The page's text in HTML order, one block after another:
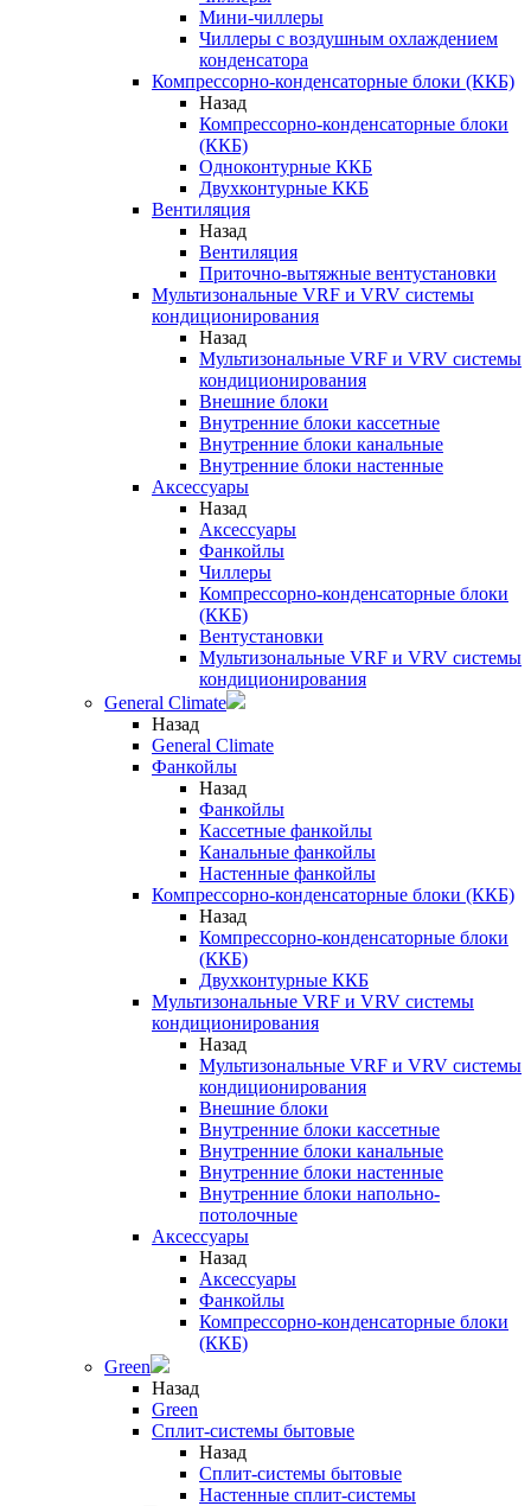
Мини-чиллеры
Чиллеры с воздушным охлаждением
конденсатора
Компрессорно-конденсаторные блоки (ККБ)
Назад
Компрессорно-конденсаторные блоки
(ККБ)
Одноконтурные ККБ
Двухконтурные ККБ
Вентиляция
Назад
Вентиляция
Приточно-вытяжные вентустановки
Мультизональные VRF и VRV системы
кондиционирования
Назад
Мультизональные VRF и VRV системы
кондиционирования
Внешние блоки
Внутренние блоки кассетные
Внутренние блоки канальные
Внутренние блоки настенные
Аксессуары
Назад
Аксессуары
Фанкойлы
Чиллеры
Компрессорно-конденсаторные блоки
(ККБ)
Вентустановки
Мультизональные VRF и VRV системы
кондиционирования
General Climate
Назад
General Climate
Фанкойлы
Назад
Фанкойлы
Кассетные фанкойлы
Канальные фанкойлы
Настенные фанкойлы
Компрессорно-конденсаторные блоки (ККБ)
Назад
Компрессорно-конденсаторные блоки
(ККБ)
Двухконтурные ККБ
Мультизональные VRF и VRV системы
кондиционирования
Назад
Мультизональные VRF и VRV системы
кондиционирования
Внешние блоки
Внутренние блоки кассетные
Внутренние блоки канальные
Внутренние блоки настенные
Внутренние блоки напольно-
потолочные
Аксессуары
Назад
Аксессуары
Фанкойлы
Компрессорно-конденсаторные блоки
(ККБ)
Green
Назад
Green
Сплит-системы бытовые
Назад
Сплит-системы бытовые
Настенные сплит-системы